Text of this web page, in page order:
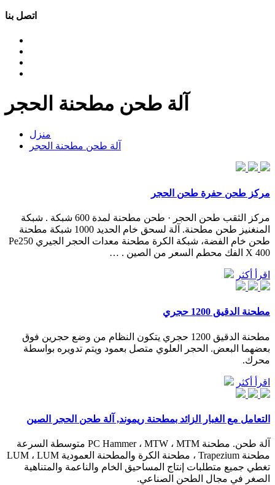
اتصل بنا
آلة طحن مطحنة الحجر
منزل
آلة طحن مطحنة الحجر
مركز طحن حفرة طحن الحجر
مركز الثقب طحن الحجر · طحن مطحنة لمدة 600 شبكة . شبكة
المنغنيز طحن مطحنة. آلة لسحق خام الحديد 1000 شبكة مطحنة
طحن خام الفضة، شبكة الكرة مطحنة معدات الحجر الجيري Pe250
X 400 الفك محطم السعر من الصين . …
اقرأ أكثر
مطحنة الدقيق 1200 حجري
مطحنة الدقيق 1200 حجري يتكون النظام من وضع حجرين فوق
بعضهما البعض. الحجر العلوي متصل بعمود ويتم تدويره بواسطة
محرك.
اقرأ أكثر
التعامل مع الغبار الزائد بمطحنة ريموند, آلة طحن الحجر الصين
آلة طحن. مطحنة PC Hammer ، MTW ، MTM متوسطة السرعة
مطحنة Trapezium ، مطحنة الكرة والمطحنة العمودية LUM ، LUM
تغطي جميع متطلبات إنتاج المساحيق الخام والناعمة والمتناهية
الصغر في مجال الطحن الصناعي.